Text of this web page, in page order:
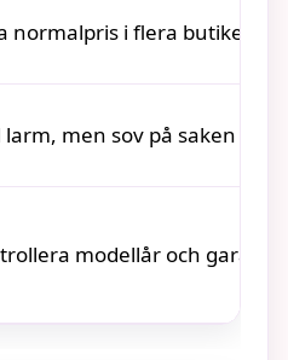
normalpris i flera butiker
larm, men sov på saken
modellår och garanti